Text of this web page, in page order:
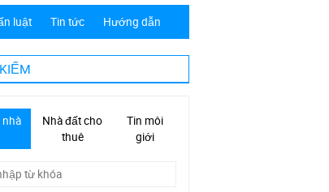
luật Tin tức Hướng dẫn
nhà
Nhà đất cho
thuê
Tin môi
giới